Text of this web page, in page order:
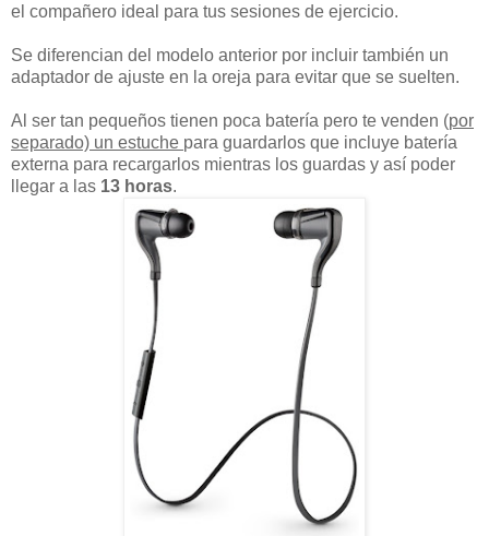
el compañero ideal para tus sesiones de ejercicio.
Se diferencian del modelo anterior por incluir también un
adaptador de ajuste en la oreja para evitar que se suelten.
Al ser tan pequeños tienen poca batería pero te venden (por
separado) un estuche para guardarlos que incluye batería
externa para recargarlos mientras los guardas y así poder
llegar a las 13 horas.